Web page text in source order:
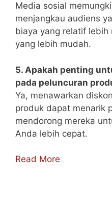
Media sosial
menjangkau audiens
biaya yang relatif lebih
yang lebih mudah.
5. Apakah penting
pada peluncuran
Ya, menawarkan
produk dapat menarik
mendorong mereka
Anda lebih cepat.
Read More